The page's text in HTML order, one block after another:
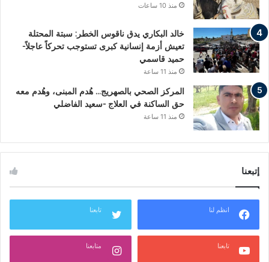
منذ 10 ساعات
خالد البكاري يدق ناقوس الخطر: سبتة المحتلة
تعيش أزمة إنسانية كبرى تستوجب تحركاً عاجلاً-
حميد قاسمي
منذ 11 ساعة
المركز الصحي بالصهريج… هُدم المبنى، وهُدم معه
حق الساكنة في العلاج -سعيد الفاضلي
منذ 11 ساعة
إتبعنا
انظم لنا تابعنا
تابعنا متابعنا